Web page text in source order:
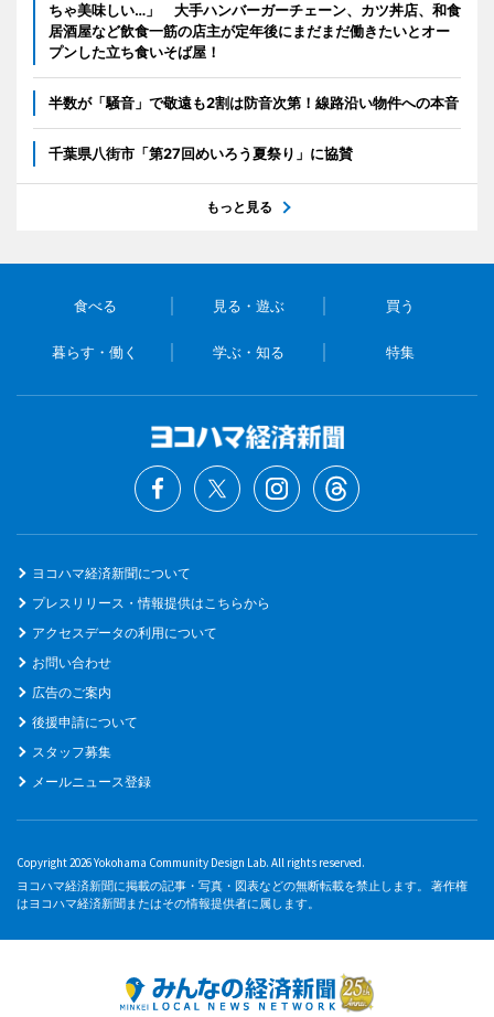
ちゃ美味しい…」 大手ハンバーガーチェーン、カツ丼店、和食
居酒屋など飲食一筋の店主が定年後にまだまだ働きたいとオー
プンした立ち食いそば屋！
半数が「騒音」で敬遠も2割は防音次第！線路沿い物件への本音
千葉県八街市「第27回めいろう夏祭り」に協賛
もっと見る
食べる 見る・遊ぶ 買う
暮らす・働く 学ぶ・知る 特集
ヨコハマ経済新聞について
プレスリリース・情報提供はこちらから
アクセスデータの利用について
お問い合わせ
広告のご案内
後援申請について
スタッフ募集
メールニュース登録
Copyright 2026 Yokohama Community Design Lab. All rights reserved.
ヨコハマ経済新聞に掲載の記事・写真・図表などの無断転載を禁止します。 著作権
はヨコハマ経済新聞またはその情報提供者に属します。